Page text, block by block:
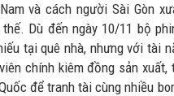
và cách người Sài Gòn
Dù đến ngày 10/11 bộ
tại quê nhà, nhưng với tài
chính kiêm đồng sản xuất,
để tranh tài cùng nhiều